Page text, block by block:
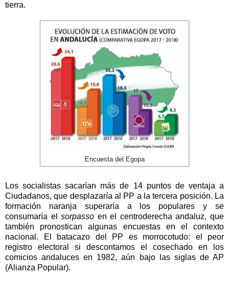
tierra.
Encuesta del Egopa
Los socialistas sacarían más de 14 puntos de ventaja a
Ciudadanos, que desplazaría al PP a la tercera posición. La
formación naranja superaría a los populares y se
consumaría elsorpasso en el centroderecha andaluz, que
también pronostican algunas encuestas en el contexto
nacional. El batacazo del PP es morrocotudo: el peor
registro electoral si descontamos el cosechado en los
comicios andaluces en 1982, aún bajo las siglas de AP
(Alianza Popular).